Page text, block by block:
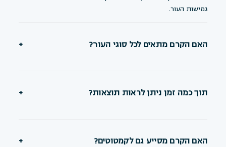
גמישות העור.
האם הקרם מתאים לכל סוגי העור? +
תוך כמה זמן ניתן לראות תוצאות? +
האם הקרם מסייע גם לקמטוטים? +